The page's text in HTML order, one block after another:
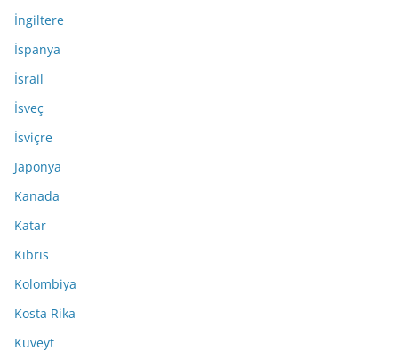
İngiltere
İspanya
İsrail
İsveç
İsviçre
Japonya
Kanada
Katar
Kıbrıs
Kolombiya
Kosta Rika
Kuveyt